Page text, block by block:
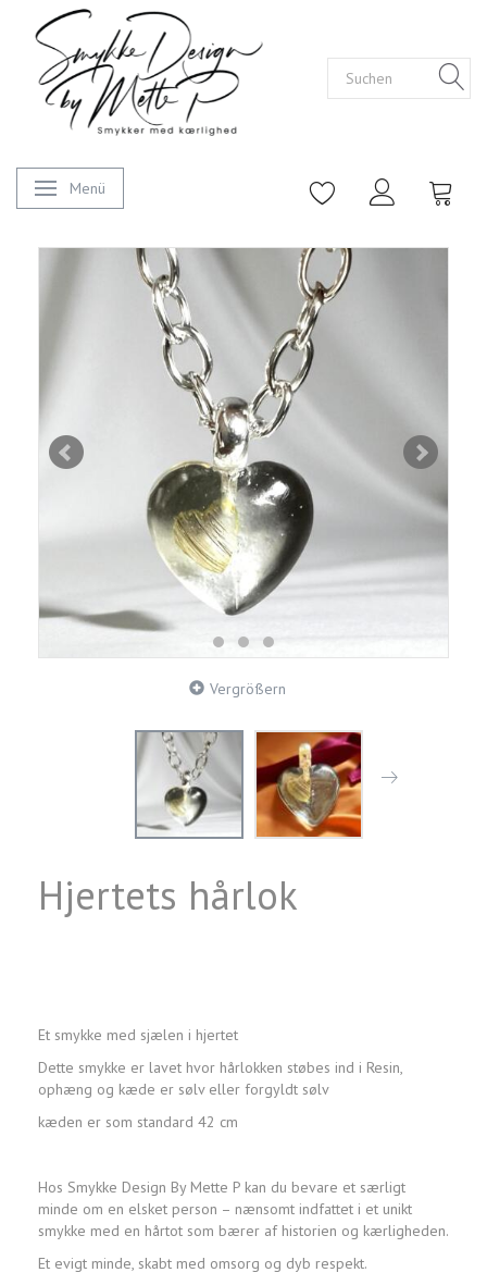
Anzeige ändern
Menü
Vergrößern
Hjertets hårlok
Et smykke med sjælen i hjertet
Dette smykke er lavet hvor hårlokken støbes ind i Resin,
ophæng og kæde er sølv eller forgyldt sølv
kæden er som standard 42 cm
Hos Smykke Design By Mette P kan du bevare et særligt
minde om en elsket person – nænsomt indfattet i et unikt
smykke med en hårtot som bærer af historien og kærligheden.
Et evigt minde, skabt med omsorg og dyb respekt.